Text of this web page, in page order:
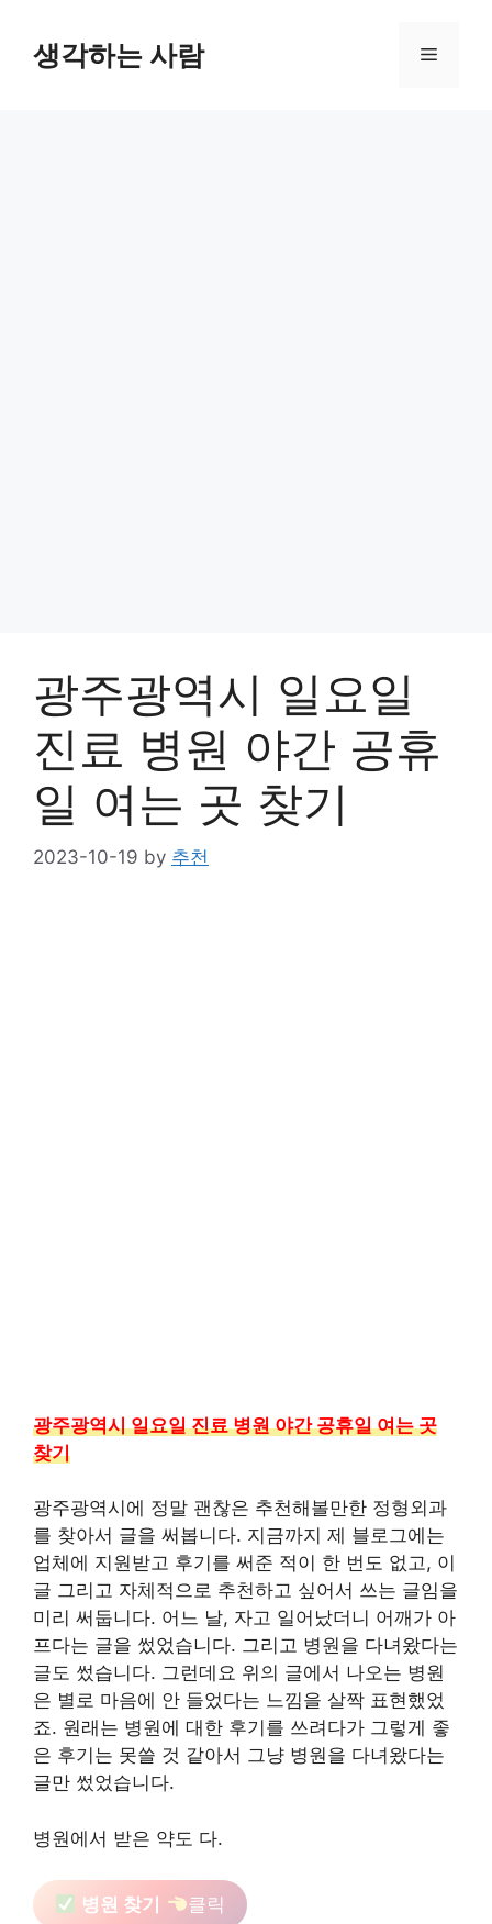
content생각하는 사람 Menu
광주광역시 일요일
진료 병원 야간 공휴
일 여는 곳 찾기
2023-10-19 by 추천
광주광역시 일요일 진료 병원 야간 공휴일 여는 곳
찾기
광주광역시에 정말 괜찮은 추천해볼만한 정형외과
를 찾아서 글을 써봅니다. 지금까지 제 블로그에는
업체에 지원받고 후기를 써준 적이 한 번도 없고, 이
글 그리고 자체적으로 추천하고 싶어서 쓰는 글임을
미리 써둡니다. 어느 날, 자고 일어났더니 어깨가 아
프다는 글을 썼었습니다. 그리고 병원을 다녀왔다는
글도 썼습니다. 그런데요 위의 글에서 나오는 병원
은 별로 마음에 안 들었다는 느낌을 살짝 표현했었
죠. 원래는 병원에 대한 후기를 쓰려다가 그렇게 좋
은 후기는 못쓸 것 같아서 그냥 병원을 다녀왔다는
글만 썼었습니다.
병원에서 받은 약도 다.
병원 찾기 클릭